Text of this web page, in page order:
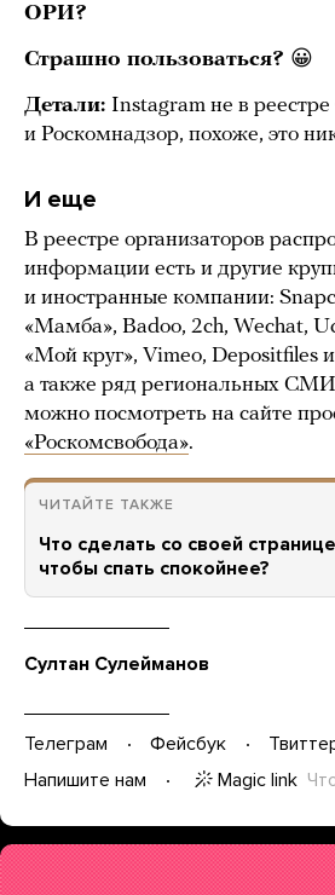
ОРИ?
Страшно пользоваться? 😀
Детали: Instagram не в
и Роскомнадзор, похоже, это
И еще
В реестре организаторов
информации есть и другие
и иностранные компании:
«Мамба», Badoo, 2ch, Wechat,
«Мой круг», Vimeo, Depositfiles
а также ряд региональных
можно посмотреть на сайте
«Роскомсвобода».
ЧИТАЙТЕ ТАКЖЕ
Что сделать со своей
чтобы спать спокойнее?
Султан Сулейманов
Телеграм Фейсбук
Напишите нам
Magic link